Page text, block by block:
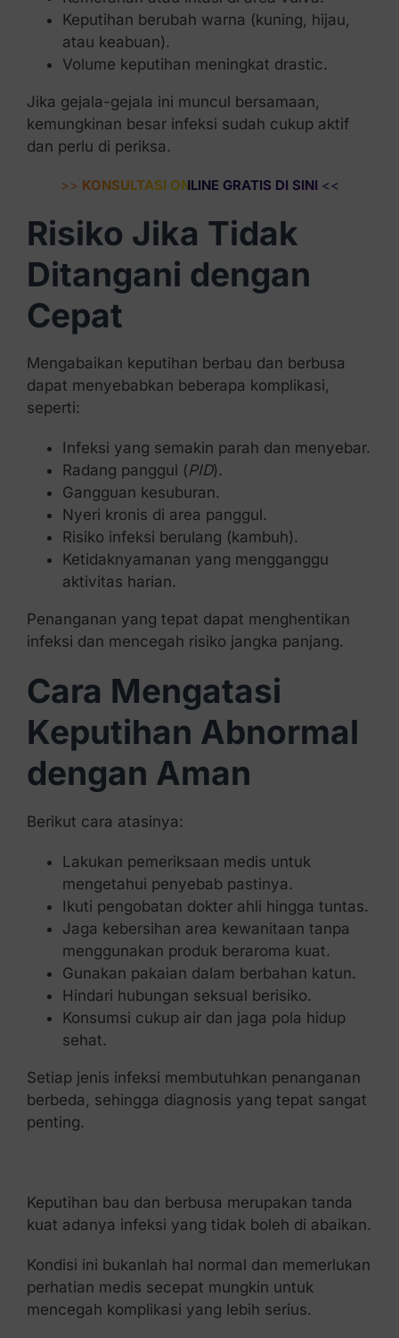
Keputihan berubah warna (kuning, hijau,
atau keabuan).
Volume keputihan meningkat drastic.
Jika gejala-gejala ini muncul bersamaan,
kemungkinan besar infeksi sudah cukup aktif
dan perlu di periksa.
>> KONSULTASI ONLINE GRATIS DI SINI <<
Risiko Jika Tidak
Ditangani dengan
Cepat
Mengabaikan keputihan berbau dan berbusa
dapat menyebabkan beberapa komplikasi,
seperti:
Infeksi yang semakin parah dan menyebar.
Radang panggul (PID).
Gangguan kesuburan.
Nyeri kronis di area panggul.
Risiko infeksi berulang (kambuh).
Ketidaknyamanan yang mengganggu
aktivitas harian.
Penanganan yang tepat dapat menghentikan
infeksi dan mencegah risiko jangka panjang.
Cara Mengatasi
Keputihan Abnormal
dengan Aman
Berikut cara atasinya:
Lakukan pemeriksaan medis untuk
mengetahui penyebab pastinya.
Ikuti pengobatan dokter ahli hingga tuntas.
Jaga kebersihan area kewanitaan tanpa
menggunakan produk beraroma kuat.
Gunakan pakaian dalam berbahan katun.
Hindari hubungan seksual berisiko.
Konsumsi cukup air dan jaga pola hidup
sehat.
Setiap jenis infeksi membutuhkan penanganan
berbeda, sehingga diagnosis yang tepat sangat
penting.
Keputihan bau dan berbusa merupakan tanda
kuat adanya infeksi yang tidak boleh di abaikan.
Kondisi ini bukanlah hal normal dan memerlukan
perhatian medis secepat mungkin untuk
mencegah komplikasi yang lebih serius.